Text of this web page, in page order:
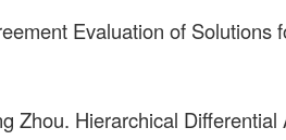
Evaluation of Solutions
Zhou. Hierarchical Differential